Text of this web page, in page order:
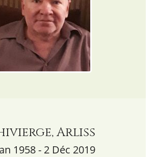
Arliss
1958 - 2 Déc 2019